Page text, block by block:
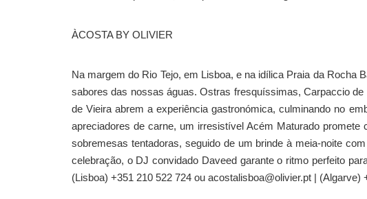
ÀCOSTA BY OLIVIER
Na margem do Rio Tejo, em Lisboa, e na idílica Praia da Rocha
sabores das nossas águas. Ostras fresquíssimas, Carpaccio
de Vieira abrem a experiência gastronómica, culminando no
apreciadores de carne, um irresistível Acém Maturado
sobremesas tentadoras, seguido de um brinde à meia-noite
celebração, o DJ convidado Daveed garante o ritmo perfeito
(Lisboa) +351 210 522 724 ou acostalisboa@olivier.pt |